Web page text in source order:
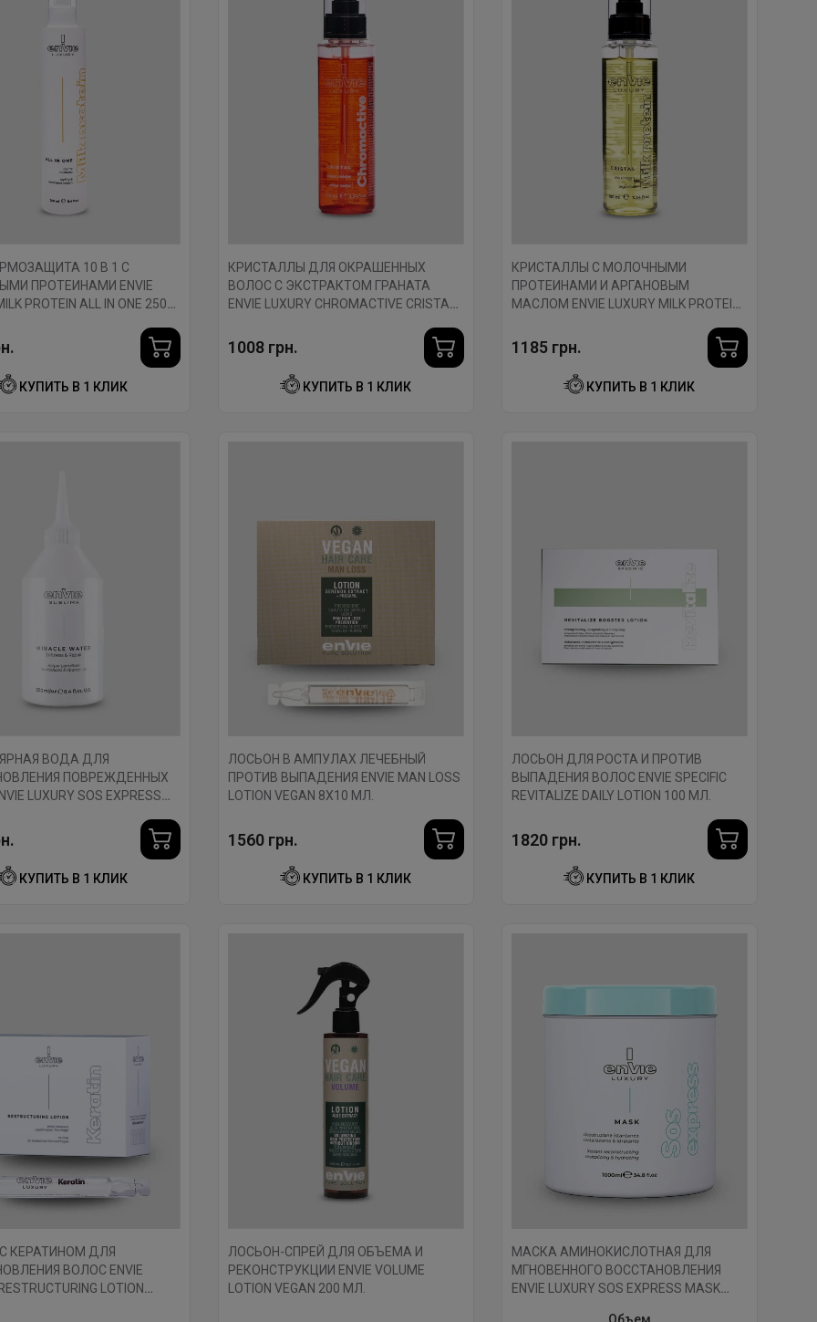
10 В 1 С
ПРОТЕИНАМИ ENVIE
PROTEIN ALL IN ONE 250
КУПИТЬ В 1 КЛИК
КРИСТАЛЛЫ ДЛЯ ОКРАШЕННЫХ
ВОЛОС С ЭКСТРАКТОМ ГРАНАТА
ENVIE LUXURY CHROMACTIVE CRISTAL
1008 грн.
КУПИТЬ В 1 КЛИК
КРИСТАЛЛЫ С МОЛОЧНЫМИ
ПРОТЕИНАМИ И АРГАНОВЫМ
МАСЛОМ ENVIE LUXURY MILK PROTEIN
1185 грн.
КУПИТЬ В 1 КЛИК
ВОДА ДЛЯ
ПОВРЕЖДЕННЫХ
LUXURY SOS EXPRESS
КУПИТЬ В 1 КЛИК
ЛОСЬОН В АМПУЛАХ ЛЕЧЕБНЫЙ
ПРОТИВ ВЫПАДЕНИЯ ENVIE MAN LOSS
LOTION VEGAN 8X10 МЛ.
1560 грн.
КУПИТЬ В 1 КЛИК
ЛОСЬОН ДЛЯ РОСТА И ПРОТИВ
ВЫПАДЕНИЯ ВОЛОС ENVIE SPECIFIC
REVITALIZE DAILY LOTION 100 МЛ.
1820 грн.
КУПИТЬ В 1 КЛИК
КЕРАТИНОМ ДЛЯ
ВОЛОС ENVIE
LOTION
ЛОСЬОН-СПРЕЙ ДЛЯ ОБЪЕМА И
РЕКОНСТРУКЦИИ ENVIE VOLUME
LOTION VEGAN 200 МЛ.
МАСКА АМИНОКИСЛОТНАЯ ДЛЯ
МГНОВЕННОГО ВОССТАНОВЛЕНИЯ
ENVIE LUXURY SOS EXPRESS MASK